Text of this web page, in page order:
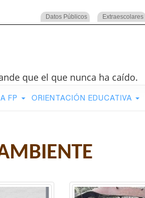
Datos Públicos Extraescolares
que el que nunca ha caído.
FP ORIENTACIÓN EDUCATIVA